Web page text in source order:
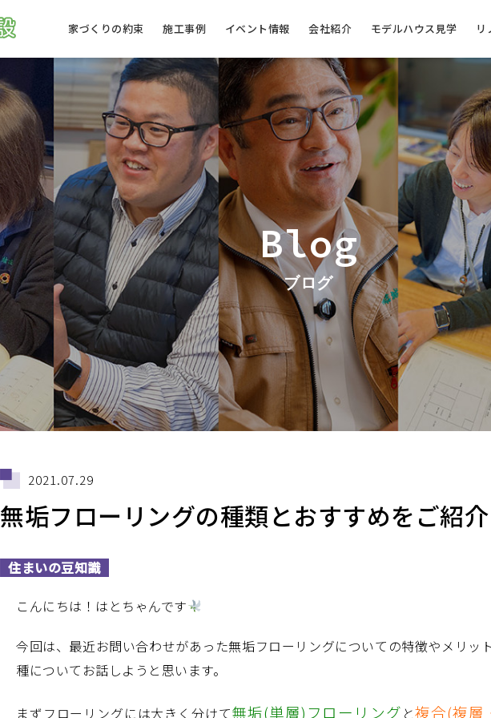
家づくりの約束 施工事例 イベント情報 会社紹介 モデルハウス見学 リ
Blog
ブログ
2021.07.29
無垢フローリングの種類とおすすめをご紹介
住まいの豆知識
こんにちは！はとちゃんです
今回は、最近お問い合わせがあった無垢フローリングについての特徴やメリッ
種についてお話しようと思います。
まずフローリングには大きく分けて無垢(単層)フローリング と複合(複層